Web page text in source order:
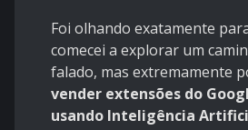
Foi olhando exatamente
comecei a explorar um
falado, mas extremamente
vender extensões do
usando Inteligência